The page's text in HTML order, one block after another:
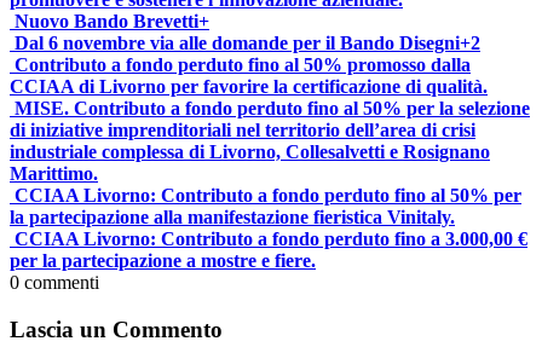
Nuovo Bando Brevetti+
Dal 6 novembre via alle domande per il Bando Disegni+2
Contributo a fondo perduto fino al 50% promosso dalla
CCIAA di Livorno per favorire la certificazione di qualità.
MISE. Contributo a fondo perduto fino al 50% per la selezione
di iniziative imprenditoriali nel territorio dell’area di crisi
industriale complessa di Livorno, Collesalvetti e Rosignano
Marittimo.
CCIAA Livorno: Contributo a fondo perduto fino al 50% per
la partecipazione alla manifestazione fieristica Vinitaly.
CCIAA Livorno: Contributo a fondo perduto fino a 3.000,00 €
per la partecipazione a mostre e fiere.
0 commenti
Lascia un Commento